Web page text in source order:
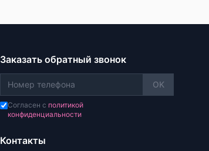
Заказать обратный звонок
OK
Согласен с политикой
конфиденциальности
Контакты